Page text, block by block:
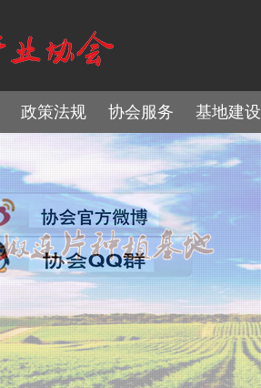
政策法规 协会服务 基地建设